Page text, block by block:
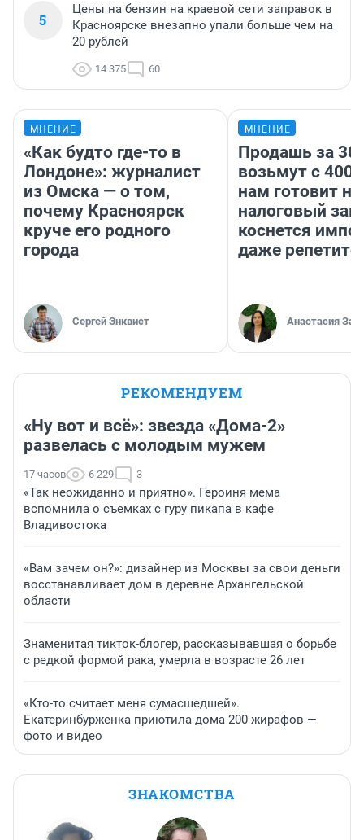
5
Цены на бензин на краевой сети заправок в
Красноярске внезапно упали больше чем на
20 рублей
14 375 60
МНЕНИЕ
«Как будто где-то в
Лондоне»: журналист
из Омска — о том,
почему Красноярск
круче его родного
города
Сергей Энквист
МНЕНИЕ
Продашь за
возьмут с
нам готовит
налоговый
коснется
даже
Анастасия
РЕКОМЕНДУЕМ
«Ну вот и всё»: звезда «Дома-2»
развелась с молодым мужем
17 часов 6 229 3
«Так неожиданно и приятно». Героиня мема
вспомнила о съемках с гуру пикапа в кафе
Владивостока
«Вам зачем он?»: дизайнер из Москвы за свои деньги
восстанавливает дом в деревне Архангельской
области
Знаменитая тикток-блогер, рассказывавшая о борьбе
с редкой формой рака, умерла в возрасте 26 лет
«Кто-то считает меня сумасшедшей».
Екатеринбурженка приютила дома 200 жирафов —
фото и видео
ЗНАКОМСТВА